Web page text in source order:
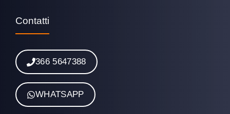
Contatti
366 5647388
WHATSAPP